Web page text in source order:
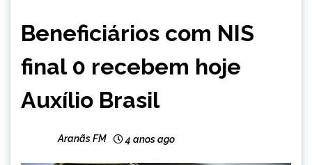
NOTÍCIAS
Beneficiários com NIS
final 0 recebem hoje
Auxílio Brasil
Aranãs FM 4 anos ago